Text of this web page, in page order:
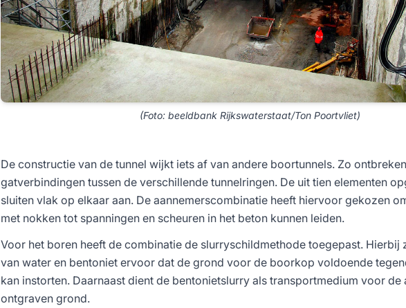
(Foto: beeldbank Rijkswaterstaat/Ton Poortvliet)
De constructie van de tunnel wijkt iets af van andere boortunnels. Zo
gatverbindingen tussen de verschillende tunnelringen. De uit tien elementen
sluiten vlak op elkaar aan. De aannemerscombinatie heeft hiervoor gekozen
met nokken tot spanningen en scheuren in het beton kunnen leiden.
Voor het boren heeft de combinatie de slurryschildmethode toegepast. Hierbij
van water en bentoniet ervoor dat de grond voor de boorkop voldoende
kan instorten. Daarnaast dient de bentonietslurry als transportmedium voor de
ontgraven grond.